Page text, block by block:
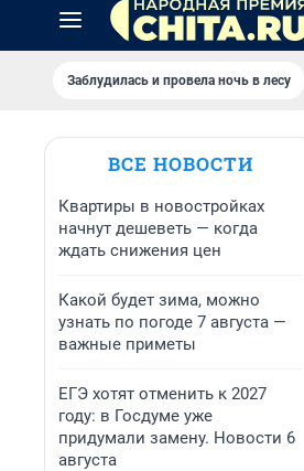
Заблудилась и провела ночь в лесу
ВСЕ НОВОСТИ
Квартиры в новостройках
начнут дешеветь — когда
ждать снижения цен
Какой будет зима, можно
узнать по погоде 7 августа —
важные приметы
ЕГЭ хотят отменить к 2027
году: в Госдуме уже
придумали замену. Новости 6
августа